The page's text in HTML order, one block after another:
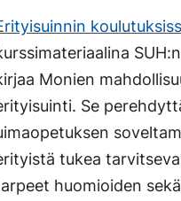
Monien
Se
tukea
huomioiden